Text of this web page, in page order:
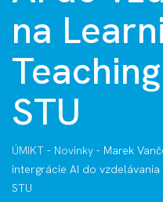
na
STU
ÚMIKT - Novinky - Marek
intergrácie AI do
STU